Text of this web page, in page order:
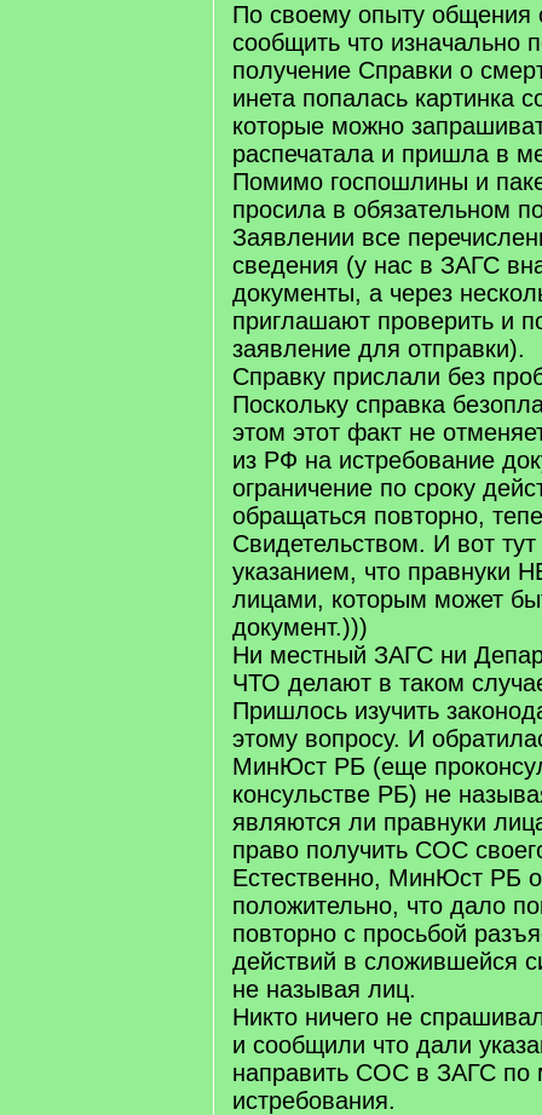
По своему опыту общения
сообщить что изначально
получение Справки о
инета попалась картинка
которые можно
распечатала и пришла в
Помимо госпошлины и
просила в обязательном
Заявлении все
сведения (у нас в ЗАГС
документы, а через
приглашают проверить и
заявление для отправки).
Справку прислали без
Поскольку справка
этом этот факт не
из РФ на истребование
ограничение по сроку
обращаться повторно,
Свидетельством. И вот
указанием, что правнуки
лицами, которым может
документ.)))
Ни местный ЗАГС ни
ЧТО делают в таком
Пришлось изучить
этому вопросу. И
МинЮст РБ (еще
консульстве РБ) не
являются ли правнуки
право получить СОС
Естественно, МинЮст РБ
положительно, что дало
повторно с просьбой
действий в сложившейся
не называя лиц.
Никто ничего не
и сообщили что дали
направить СОС в ЗАГС по
истребования.